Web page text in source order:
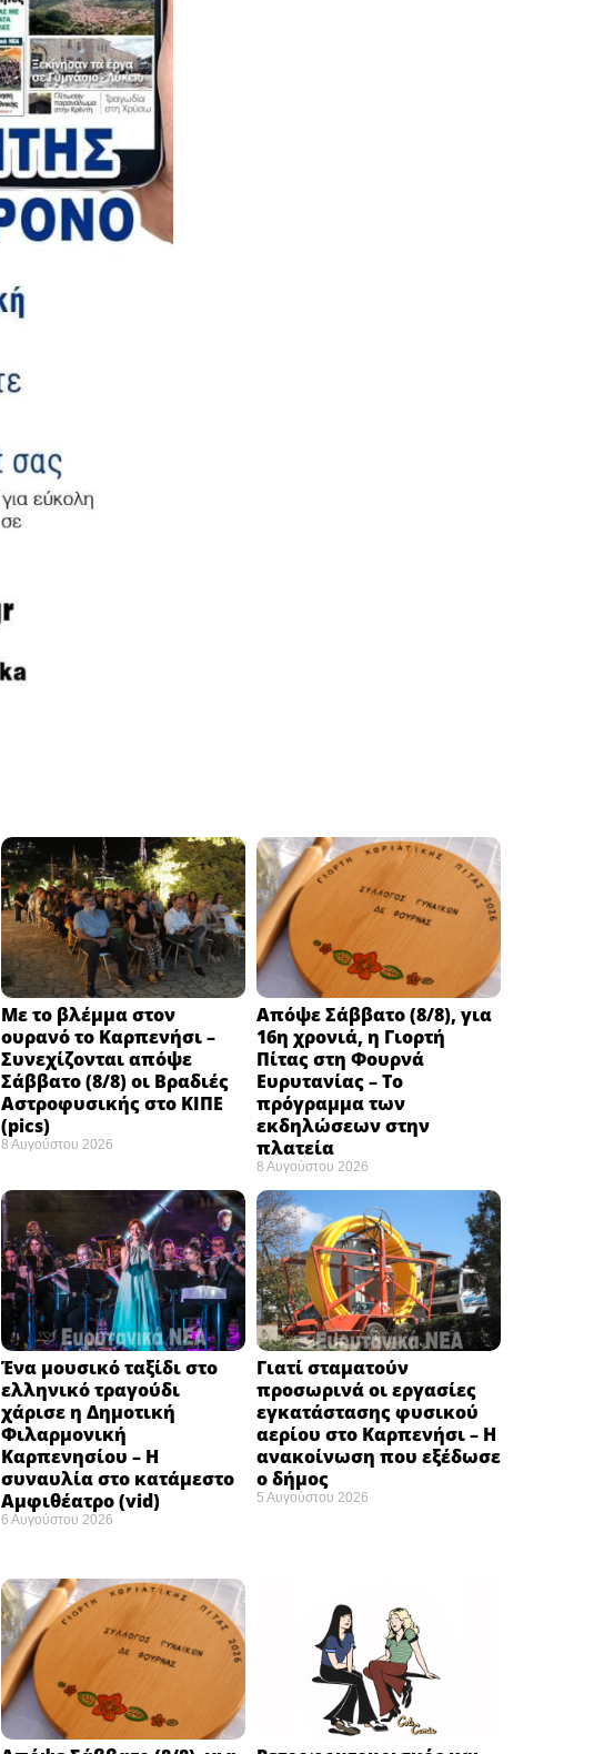
Με το βλέμμα στον
ουρανό το Καρπενήσι –
Συνεχίζονται απόψε
Σάββατο (8/8) οι Βραδιές
Αστροφυσικής στο ΚΙΠΕ
(pics)
8 Αυγούστου 2026
Απόψε Σάββατο (8/8), για
16η χρονιά, η Γιορτή
Πίτας στη Φουρνά
Ευρυτανίας – Το
πρόγραμμα των
εκδηλώσεων στην
πλατεία
8 Αυγούστου 2026
Ένα μουσικό ταξίδι στο
ελληνικό τραγούδι
χάρισε η Δημοτική
Φιλαρμονική
Καρπενησίου – Η
συναυλία στο κατάμεστο
Αμφιθέατρο (vid)
6 Αυγούστου 2026
Γιατί σταματούν
προσωρινά οι εργασίες
εγκατάστασης φυσικού
αερίου στο Καρπενήσι – Η
ανακοίνωση που εξέδωσε
ο δήμος
5 Αυγούστου 2026